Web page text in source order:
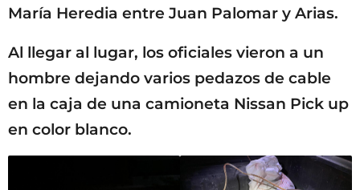
María Heredia entre Juan Palomar y Arias.
Al llegar al lugar, los oficiales vieron a un
hombre dejando varios pedazos de cable
en la caja de una camioneta Nissan Pick up
en color blanco.